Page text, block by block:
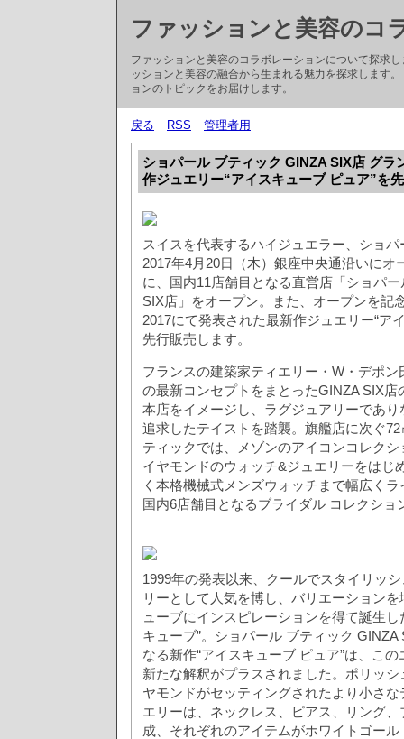
ファッションと美容のコ
ファッションと美容のコラボレーションについて探求
ッションと美容の融合から生まれる魅力を探求します
ョンのトピックをお届けします。
戻る RSS 管理者用
ショパール ブティック GINZA SIX店 グ
作ジュエリー“アイスキューブ ピュア”を
スイスを代表するハイジュエラー、ショ
2017年4月20日（木）銀座中央通沿いにオ
に、国内11店舗目となる直営店「ショパ
SIX店」をオープン。また、オープンを記
2017にて発表された最新作ジュエリー“ア
先行販売します。
フランスの建築家ティエリー・W・デポ
の最新コンセプトをまとったGINZA SIX店
本店をイメージし、ラグジュアリーであ
追求したテイストを踏襲。旗艦店に次ぐ
ティックでは、メゾンのアイコンコレク
イヤモンドのウォッチ&ジュエリーをはじ
く本格機械式メンズウォッチまで幅広く
国内6店舗目となるブライダル コレクショ
1999年の発表以来、クールでスタイリッ
リーとして人気を博し、バリエーション
ューブにインスピレーションを得て誕生
キューブ”。ショパール ブティック
なる新作“アイスキューブ ピュア”は、こ
新たな解釈がプラスされました。ポリッ
ヤモンドがセッティングされたより小さ
エリーは、ネックレス、ピアス、リング
成、それぞれのアイテムがホワイトゴー